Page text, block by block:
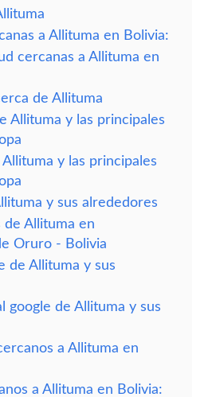
a Allituma en Bolivia:
cercanas a Allituma en
de Allituma
Allituma y las principales
y las principales
y sus alrededores
Allituma en
Oruro - Bolivia
de Allituma y sus
google de Allituma y sus
a Allituma en
a Allituma en Bolivia: